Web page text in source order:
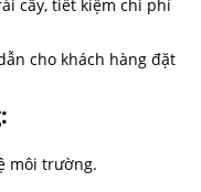
cây, tiết kiệm chi phí
cho khách hàng đặt
môi trường.